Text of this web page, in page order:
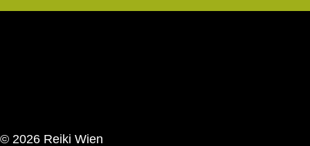
© 2026 Reiki Wien